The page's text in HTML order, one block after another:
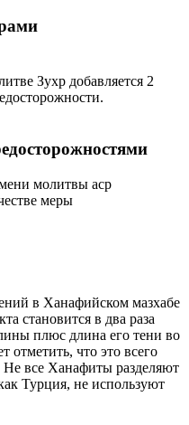
Зухр добавляется 2
молитвы аср
меры
в Ханафийском мазхабе
становится в два раза
плюс длина его тени во
отметить, что это всего
все Ханафиты разделяют
Турция, не используют